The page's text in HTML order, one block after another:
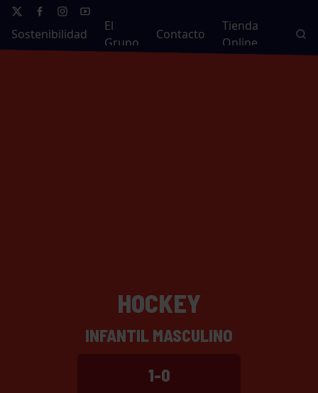
Sostenibilidad
El
Grupo
Contacto
Tienda
Online
HOCKEY
INFANTIL MASCULINO
1-0